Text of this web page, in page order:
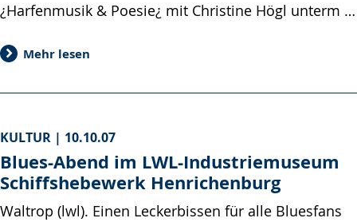
¿Harfenmusik & Poesie¿ mit Christine Högl unterm …
Mehr lesen
KULTUR | 10.10.07
Blues-Abend im LWL-Industriemuseum
Schiffshebewerk Henrichenburg
Waltrop (lwl). Einen Leckerbissen für alle Bluesfans